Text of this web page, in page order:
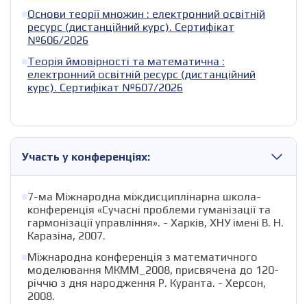
Основи теорії множин : електронний освітній
ресурс (дистанційний курс). Сертифікат
№606/2026
Теорія ймовірності та математична :
електронний освітній ресурс (дистанційний
курс). Сертифікат №607/2026
Участь у конференціях:
7-ма Міжнародна міждисциплінарна школа-
конференція «Сучасні проблеми гуманізації та
гармонізації управління». - Харків, ХНУ імені В. Н.
Каразіна, 2007.
Міжнародна конференція з математичного
моделювання МКММ_2008, присвячена до 120-
річчю з дня народження Р. Куранта. - Херсон,
2008.